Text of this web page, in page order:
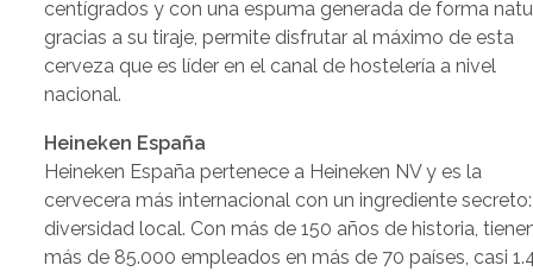
centígrados y con una espuma generada de forma
gracias a su tiraje, permite disfrutar al máximo de esta
cerveza que es líder en el canal de hostelería a nivel
nacional.
Heineken España
Heineken España pertenece a Heineken NV y es la
cervecera más internacional con un ingrediente
diversidad local. Con más de 150 años de historia,
más de 85.000 empleados en más de 70 países, casi